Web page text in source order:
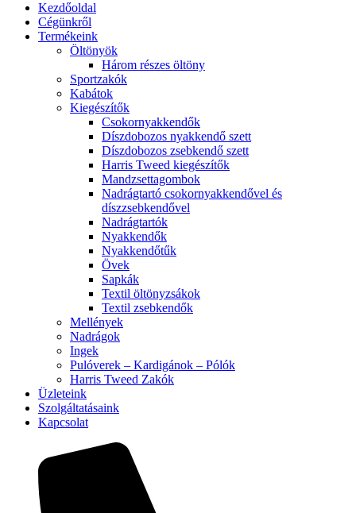
Kezdőoldal
Cégünkről
Termékeink
Öltönyök
Három részes öltöny
Sportzakók
Kabátok
Kiegészítők
Csokornyakkendők
Díszdobozos nyakkendő szett
Díszdobozos zsebkendő szett
Harris Tweed kiegészítők
Mandzsettagombok
Nadrágtartó csokornyakkendővel és
díszzsebkendővel
Nadrágtartók
Nyakkendők
Nyakkendőtűk
Övek
Sapkák
Textil öltönyzsákok
Textil zsebkendők
Mellények
Nadrágok
Ingek
Pulóverek – Kardigánok – Pólók
Harris Tweed Zakók
Üzleteink
Szolgáltatásaink
Kapcsolat